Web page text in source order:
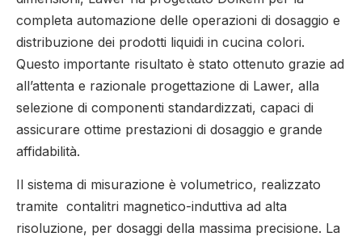
completa automazione delle operazioni di dosaggio e
distribuzione dei prodotti liquidi in cucina colori.
Questo importante risultato è stato ottenuto grazie ad
all’attenta e razionale progettazione di Lawer, alla
selezione di componenti standardizzati, capaci di
assicurare ottime prestazioni di dosaggio e grande
affidabilità.
Il sistema di misurazione è volumetrico, realizzato
tramite contalitri magnetico-induttiva ad alta
risoluzione, per dosaggi della massima precisione. La